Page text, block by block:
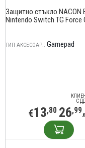
Защитно стъкло NACON
Nintendo Switch TG Force
ТИП АКСЕСОАР.: Gamepad
С
€13,80 26,99